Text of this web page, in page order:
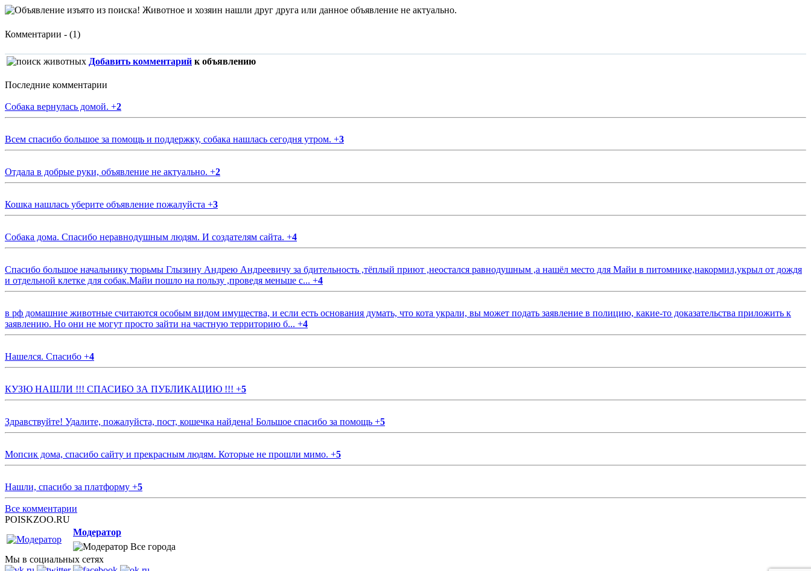
Комментарии - (1)
Добавить комментарий к объявлению
Последние комментарии
Собака вернулась домой. +2
Всем спасибо большое за помощь и поддержку, собака нашлась сегодня утром. +3
Отдала в добрые руки, объявление не актуально. +2
Кошка нашлась уберите объявление пожалуйста +3
Собака дома. Спасибо неравнодушным людям. И создателям сайта. +4
Спасибо большое начальнику тюрьмы Глызину Андрею Андреевичу за бдительность ,тёплый приют ,неостался равнодушным ,а нашёл место для Майи в питомнике,накормил,укрыл от дождя
и отдельной клетке для собак.Майи пошло на пользу ,проведя меньше с... +4
в рф домашние животные считаются особым видом имущества, и если есть основания думать, что кота украли, вы может подать заявление в полицию, какие-то доказательства приложить к
заявлению. Но они не могут просто зайти на частную территорию б... +4
Нашелся. Спасибо +4
КУЗЮ НАШЛИ !!! СПАСИБО ЗА ПУБЛИКАЦИЮ !!! +5
Здравствуйте! Удалите, пожалуйста, пост, кошечка найдена! Большое спасибо за помощь +5
Мопсик дома, спасибо сайту и прекрасным людям. Которые не прошли мимо. +5
Нашли, спасибо за платформу +5
Все комментарии
POISKZOO.RU
Модератор
Все города
Мы в социальных сетях